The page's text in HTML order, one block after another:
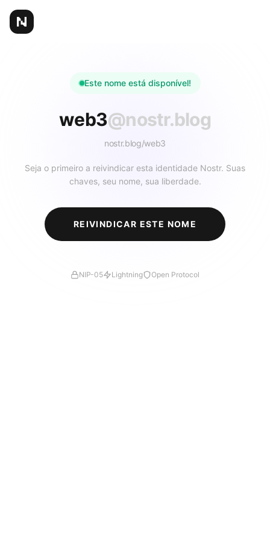
Este nome está disponível!
web3@nostr.blog
nostr.blog/web3
Seja o primeiro a reivindicar esta identidade Nostr. Suas
chaves, seu nome, sua liberdade.
REIVINDICAR ESTE NOME
NIP-05 Lightning Open Protocol